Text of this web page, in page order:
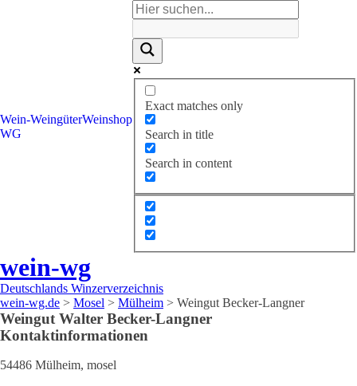
Wein-
WG
WeingüterWeinshop
Exact matches only
Search in title
Search in content
wein-wg
Deutschlands Winzerverzeichnis
wein-wg.de > Mosel > Mülheim > Weingut Becker-Langner
Weingut Walter Becker-Langner
Kontaktinformationen
54486 Mülheim, mosel